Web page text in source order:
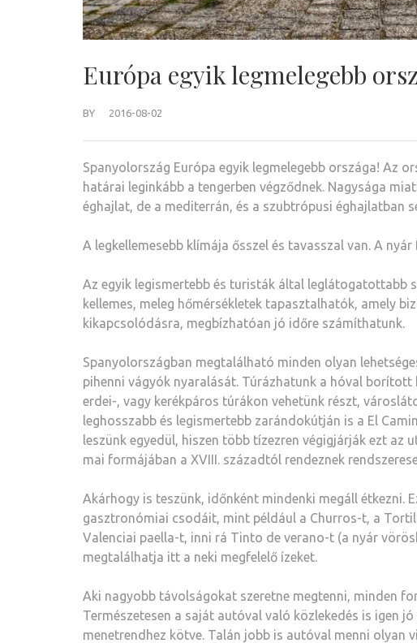
Európa egyik legmelegebb
BY 2016-08-02
Spanyolország Európa egyik legmelegebb országa! Az
határai leginkább a tengerben végződnek. Nagysága
éghajlat, de a mediterrán, és a szubtrópusi éghajlatban
A legkellemesebb klímája ősszel és tavasszal van. A
Az egyik legismertebb és turisták által leglátogatottabb
kellemes, meleg hőmérsékletek tapasztalhatók, amely
kikapcsolódásra, megbízhatóan jó időre számíthatunk.
Spanyolországban megtalálható minden olyan
pihenni vágyók nyaralását. Túrázhatunk a hóval
erdei-, vagy kerékpáros túrákon vehetünk részt,
leghosszabb és legismertebb zarándokútján is a El
leszünk egyedül, hiszen több tízezren végigjárják ezt
mai formájában a XVIII. századtól rendeznek
Akárhogy is teszünk, időnként mindenki megáll étkezni.
gasztronómiai csodáit, mint például a Churros-t, a
Valenciai paella-t, inni rá Tinto de verano-t (a nyár
megtalálhatja itt a neki megfelelő ízeket.
Aki nagyobb távolságokat szeretne megtenni, minden
Természetesen a saját autóval való közlekedés is igen
menetrendhez kötve. Talán jobb is autóval menni